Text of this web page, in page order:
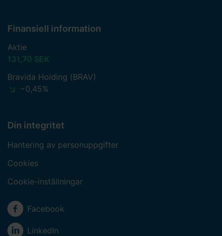
Finansiell information
Aktie
131,70 SEK
Bravida Holding (BRAV)
−0,45%
Din integritet
Hantering av personuppgifter
Cookies
Cookie-inställningar
Sociala medier
Facebook
LinkedIn